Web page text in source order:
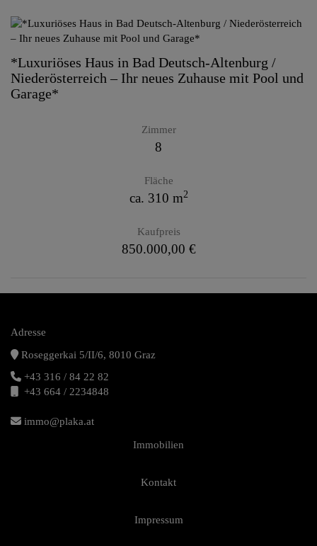
*Luxuriöses Haus in Bad Deutsch-Altenburg /
Niederösterreich – Ihr neues Zuhause mit Pool und
Garage*
Zimmer
8
Fläche
ca. 310 m2
Kaufpreis
850.000,00 €
Adresse
Roseggerkai 5/II/6, 8010 Graz
+43 316 / 84 22 82
+43 664 / 2234848
immo@plaka.at
Immobilien
Kontakt
Impressum